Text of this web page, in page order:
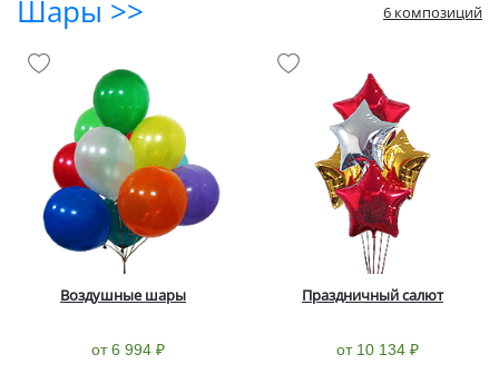
Шары >> 6 композиций
Воздушные шары
от 6 994 ₽
Праздничный салют
от 10 134 ₽